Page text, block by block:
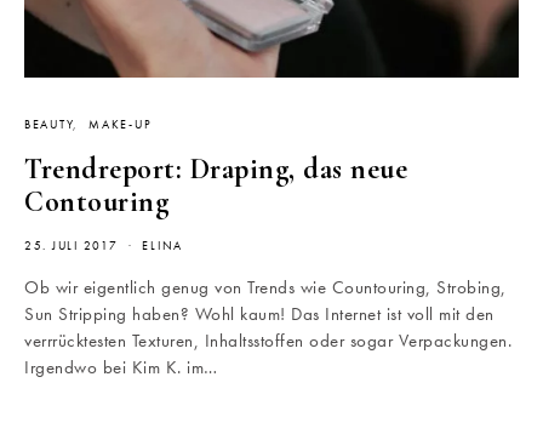
BEAUTY MAKE-UP
Trendreport: Draping, das neue
Contouring
25. JULI 2017 ELINA
Ob wir eigentlich genug von Trends wie Countouring, Strobing,
Sun Stripping haben? Wohl kaum! Das Internet ist voll mit den
verrrücktesten Texturen, Inhaltsstoffen oder sogar Verpackungen.
Irgendwo bei Kim K. im…